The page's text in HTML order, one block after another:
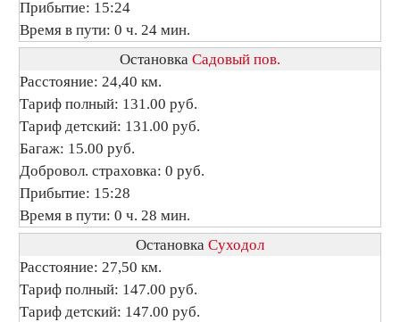
Прибытие: 15:24
Время в пути: 0 ч. 24 мин.
Остановка Садовый пов.
Расстояние: 24,40 км.
Тариф полный: 131.00 руб.
Тариф детский: 131.00 руб.
Багаж: 15.00 руб.
Добровол. страховка: 0 руб.
Прибытие: 15:28
Время в пути: 0 ч. 28 мин.
Остановка Суходол
Расстояние: 27,50 км.
Тариф полный: 147.00 руб.
Тариф детский: 147.00 руб.